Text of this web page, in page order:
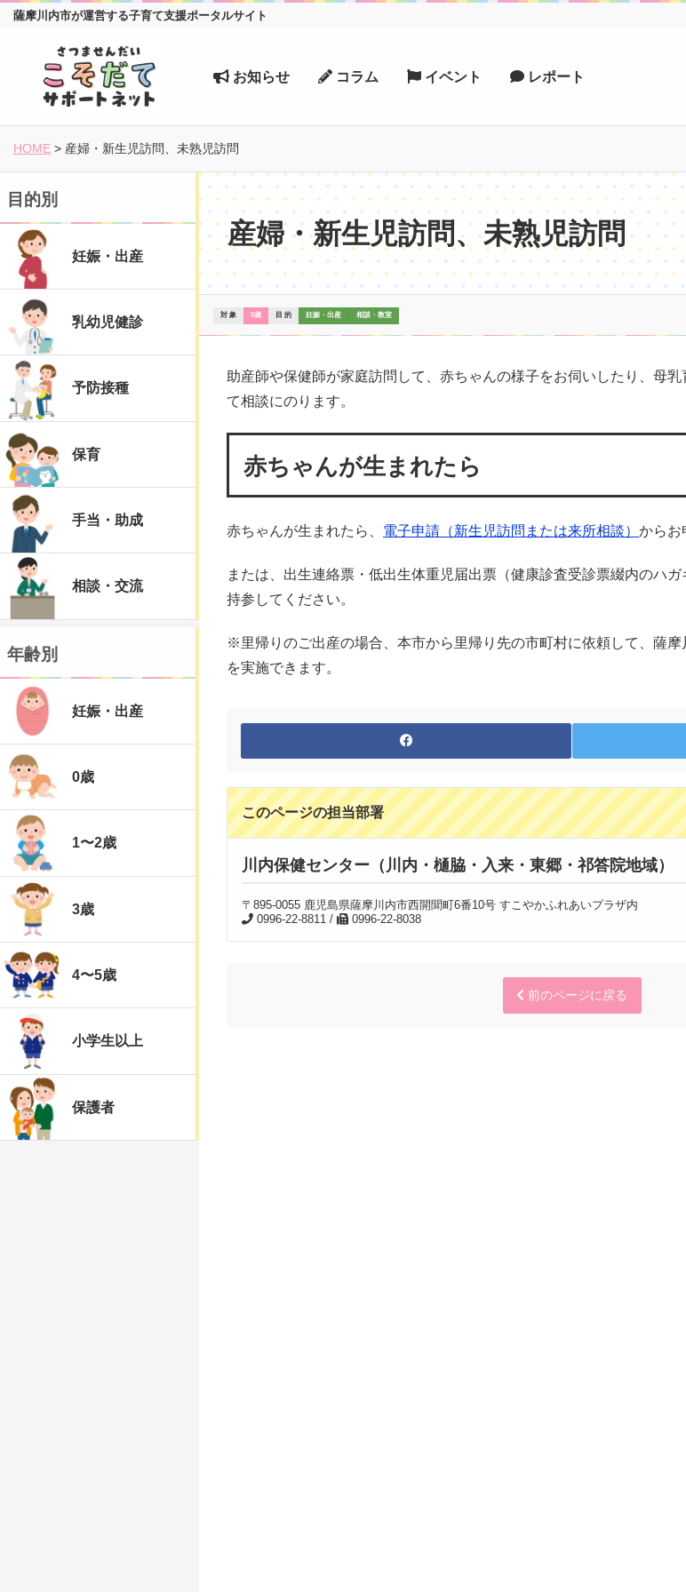
薩摩川内市が運営する子育て支援ポータルサイト
お知らせ コラム イベント
レポート
HOME > 産婦・新生児訪問、未熟児訪問
産婦・新生児訪問、未熟児訪問
対 象 0歳 目 的 妊娠・出産 相談・教室
助産師や保健師が家庭訪問して、赤ちゃんの様子をお伺いしたり、母
て相談にのります。
赤ちゃんが生まれたら
赤ちゃんが生まれたら、 電子申請（新生児訪問または来所相談） からお
または、出生連絡票・低出生体重児届出票（健康診査受診票綴内のハ
持参してください。
※里帰りのご出産の場合、本市から里帰り先の市町村に依頼して、薩
を実施できます。
このページの担当部署
川内保健センター（川内・樋脇・入来・東郷・祁答院地域）
〒895-0055 鹿児島県薩摩川内市西開聞町6番10号 すこやかふれあいプラザ内
0996-22-8811 /
0996-22-8038
前のページに戻る
目的別
妊娠・出産
乳幼児健診
予防接種
保育
手当・助成
相談・交流
年齢別
妊娠・出産
0歳
1〜2歳
3歳
4〜5歳
小学生以上
保護者